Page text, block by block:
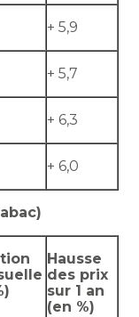
+ 5,9
+ 5,7
+ 6,3
+ 6,0
Hausse
des prix
sur 1 an
(en %)